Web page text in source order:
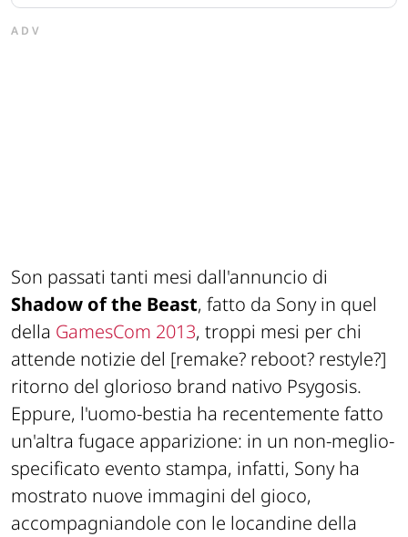
ADV
Son passati tanti mesi dall'annuncio di
Shadow of the Beast, fatto da Sony in quel
della GamesCom 2013, troppi mesi per chi
attende notizie del [remake? reboot? restyle?]
ritorno del glorioso brand nativo Psygosis.
Eppure, l'uomo-bestia ha recentemente fatto
un'altra fugace apparizione: in un non-meglio-
specificato evento stampa, infatti, Sony ha
mostrato nuove immagini del gioco,
accompagniandole con le locandine della